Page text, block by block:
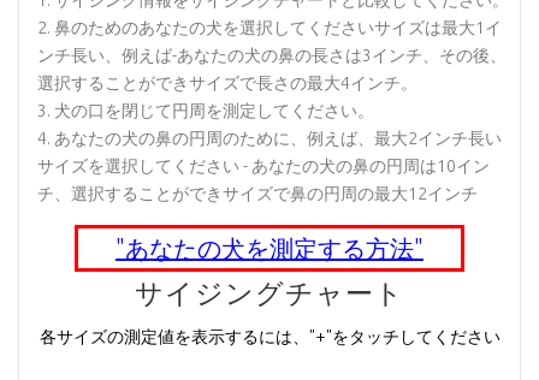
鼻のためのあなたの犬を選択してくださいサイズは最大1イ
ンチ長い、例えば-あなたの犬の鼻の長さは3インチ、その後、
選択することができサイズで長さの最大4インチ。
犬の口を閉じて円周を測定してください。
あなたの犬の鼻の円周のために、例えば、最大2インチ長い
サイズを選択してください - あなたの犬の鼻の円周は10イン
チ、選択することができサイズで鼻の円周の最大12インチ
"あなたの犬を測定する方法"
サイジングチャート
各サイズの測定値を表示するには、"+"をタッチしてください